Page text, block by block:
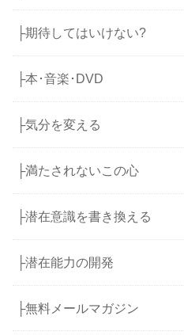
├期待してはいけない?
├本･音楽･DVD
├気分を変える
├満たされないこの心
├潜在意識を書き換える
├潜在能力の開発
├無料メールマガジン